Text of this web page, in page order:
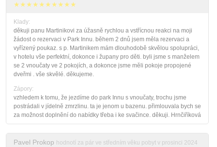
★★★★★★★★★★
Klady:
děkuji panu Martinikovi za úžasně rychlou a vstřícnou reakci na moji
žádost o rezervaci v Park Innu. během 2 dnů jsem měla rezervaci a
vyřízený poukaz. s p. Martinikem mám dlouhodobě skvělou spolupráci,
v hotelu vše perfektní, dokonce i župany pro děti. byli jsme s manželem
se 2 vnoučaty ve 2 pokojích, a dokonce jsme měli pokoje propojené
dveřmi . vše skvělé. děkujeme.
Zápory:
vzhledem k tomu, že jezdíme do park Innu s vnoučaty, trochu jsme
postrádali v jídelně zmrzlinu. ta je jenom u bazenu. přimlouvala bych se
za možnost doplnění do nabídky třeba i ke svačince. děkuji. Hrnčiříková
Pavel Prokop hodnotí za pár ve středním věku pobyt v prosinci 2024